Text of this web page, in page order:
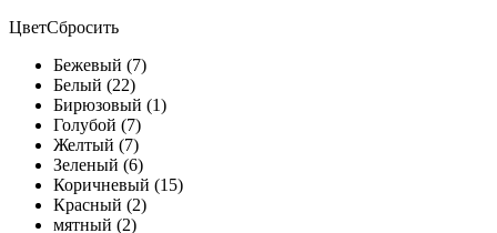
ЦветСбросить
Бежевый (7)
Белый (22)
Бирюзовый (1)
Голубой (7)
Желтый (7)
Зеленый (6)
Коричневый (15)
Красный (2)
мятный (2)